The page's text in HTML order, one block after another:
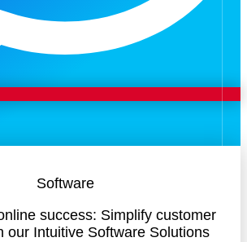
Software
success: Simplify customer
our Intuitive Software Solutions